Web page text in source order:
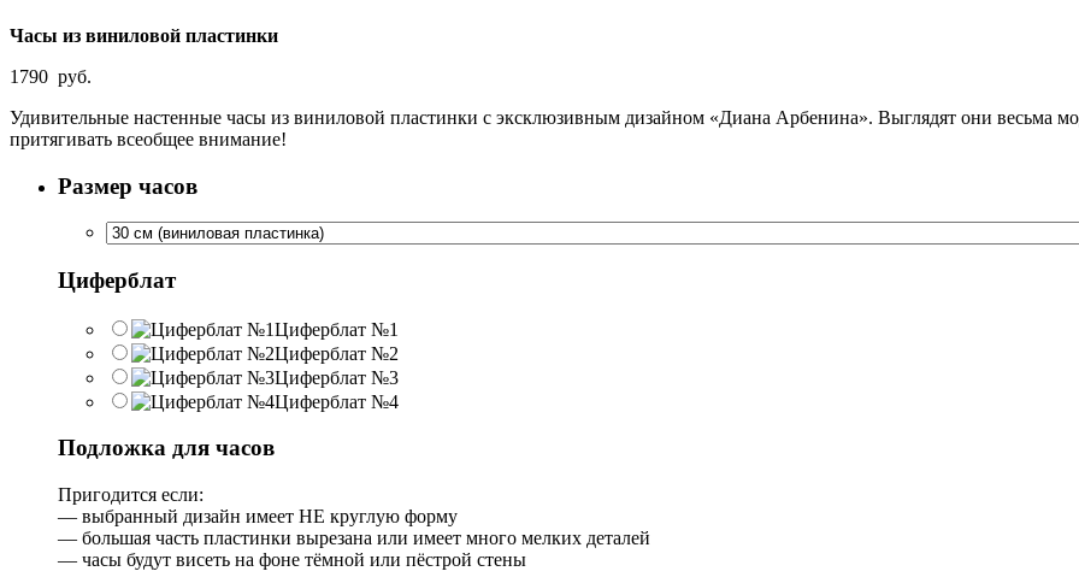
Часы из виниловой пластинки
1790 руб.
Удивительные настенные часы из виниловой пластинки с эксклюзивным дизайном «Диана Арбенина». Выглядят они весьма
притягивать всеобщее внимание!
Размер часов
Циферблат
Циферблат №1
Циферблат №2
Циферблат №3
Циферблат №4
Подложка для часов
Пригодится если:
— выбранный дизайн имеет НЕ круглую форму
— большая часть пластинки вырезана или имеет много мелких деталей
— часы будут висеть на фоне тёмной или пёстрой стены